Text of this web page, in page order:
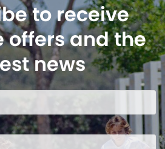
to receive
offers and the
news